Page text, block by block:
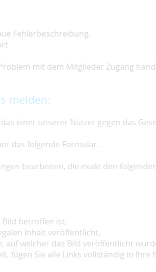
Fehlerbeschreibung,
mit dem Mitglieder Zugang
melden:
einer unserer Nutzer gegen das
das folgende Formular.
bearbeiten, die exakt den
betroffen ist,
Inhalt veröffentlicht,
auf welcher das Bild veröffentlicht
fügen Sie alle Links vollständig in Ihre